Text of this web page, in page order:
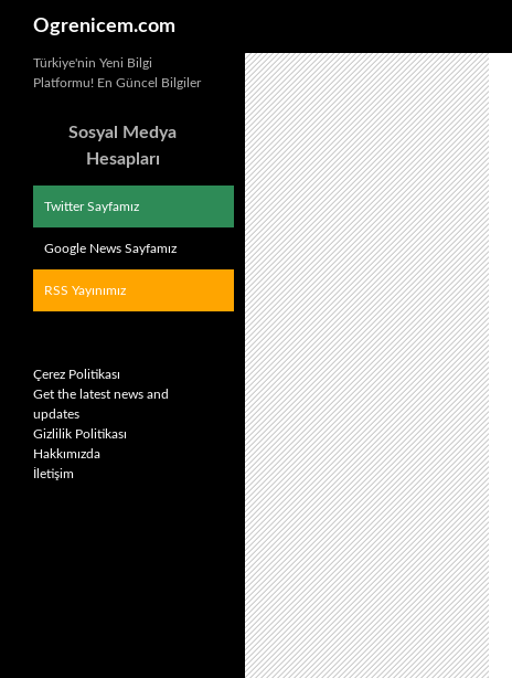
İçeriğe
Ogrenicem.com
Türkiye'nin Yeni Bilgi
Platformu! En Güncel Bilgiler
Sosyal Medya
Hesapları
Twitter Sayfamız
Google News Sayfamız
RSS Yayınımız
Çerez Politikası
Get the latest news and
updates
Gizlilik Politikası
Hakkımızda
İletişim